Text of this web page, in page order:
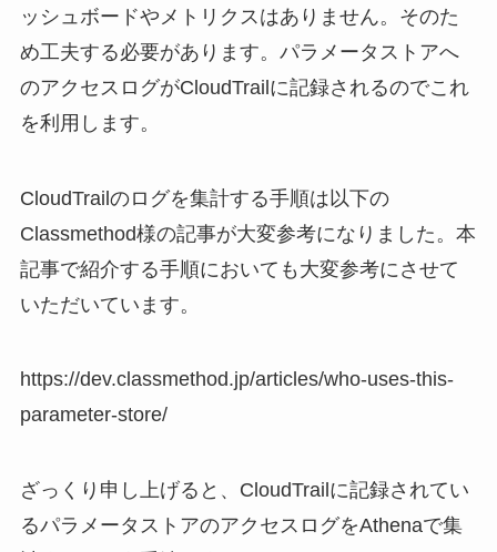
ッシュボードやメトリクスはありません。そのた
め工夫する必要があります。パラメータストアへ
のアクセスログがCloudTrailに記録されるのでこれ
を利用します。
CloudTrailのログを集計する手順は以下の
Classmethod様の記事が大変参考になりました。本
記事で紹介する手順においても大変参考にさせて
いただいています。
https://dev.classmethod.jp/articles/who-uses-this-
parameter-store/
ざっくり申し上げると、CloudTrailに記録されてい
るパラメータストアのアクセスログをAthenaで集